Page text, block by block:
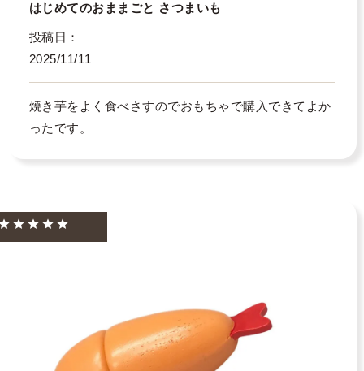
はじめてのおままごと さつまいも
投稿日
2025/11/11
焼き芋をよく食べさすのでおもちゃで購入できてよか
ったです。